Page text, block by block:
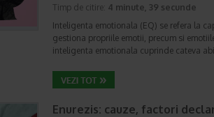
Timp de citire: 4 minute, 39 secunde
Inteligenta emotionala (EQ) se refera la
gestiona propriile emotii, precum si
inteligenta emotionala cuprinde cateva
Enurezis: cauze, factori